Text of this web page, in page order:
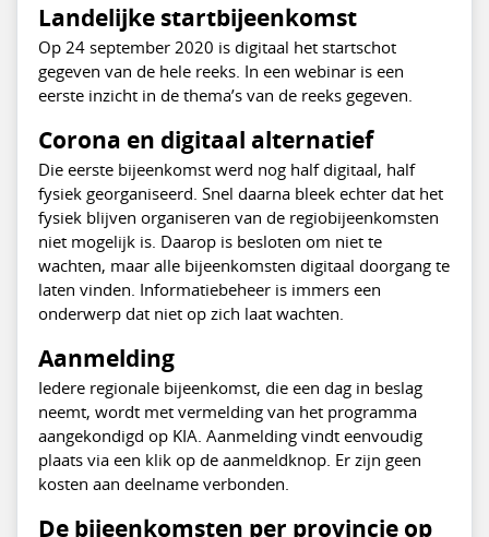
Landelijke startbijeenkomst
Op 24 september 2020 is digitaal het startschot
gegeven van de hele reeks. In een webinar is een
eerste inzicht in de thema’s van de reeks gegeven.
Corona en digitaal alternatief
Die eerste bijeenkomst werd nog half digitaal, half
fysiek georganiseerd. Snel daarna bleek echter dat het
fysiek blijven organiseren van de regiobijeenkomsten
niet mogelijk is. Daarop is besloten om niet te
wachten, maar alle bijeenkomsten digitaal doorgang te
laten vinden. Informatiebeheer is immers een
onderwerp dat niet op zich laat wachten.
Aanmelding
Iedere regionale bijeenkomst, die een dag in beslag
neemt, wordt met vermelding van het programma
aangekondigd op KIA. Aanmelding vindt eenvoudig
plaats via een klik op de aanmeldknop. Er zijn geen
kosten aan deelname verbonden.
De bijeenkomsten per provincie op